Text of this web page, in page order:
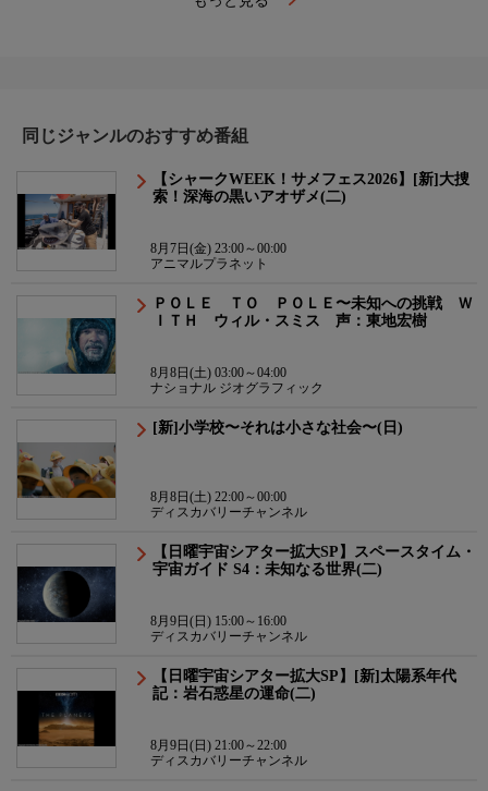
同じジャンルのおすすめ番組
【シャークWEEK！サメフェス2026】[新]大捜
索！深海の黒いアオザメ(二)
8月7日(金) 23:00～00:00
アニマルプラネット
ＰＯＬＥ ＴＯ ＰＯＬＥ〜未知への挑戦 Ｗ
ＩＴＨ ウィル・スミス 声：東地宏樹
8月8日(土) 03:00～04:00
ナショナル ジオグラフィック
[新]小学校〜それは小さな社会〜(日)
8月8日(土) 22:00～00:00
ディスカバリーチャンネル
【日曜宇宙シアター拡大SP】スペースタイム・
宇宙ガイド S4：未知なる世界(二)
8月9日(日) 15:00～16:00
ディスカバリーチャンネル
【日曜宇宙シアター拡大SP】[新]太陽系年代
記：岩石惑星の運命(二)
8月9日(日) 21:00～22:00
ディスカバリーチャンネル